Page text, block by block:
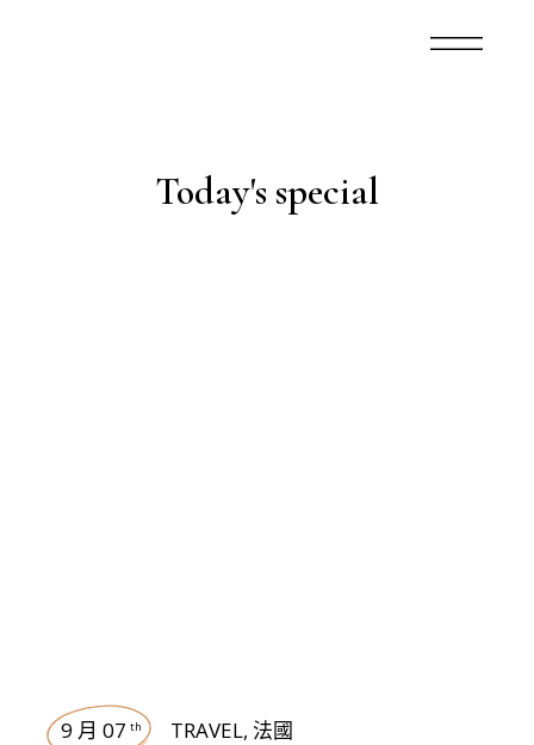
Today's special
9 月 07 th TRAVEL, 法國